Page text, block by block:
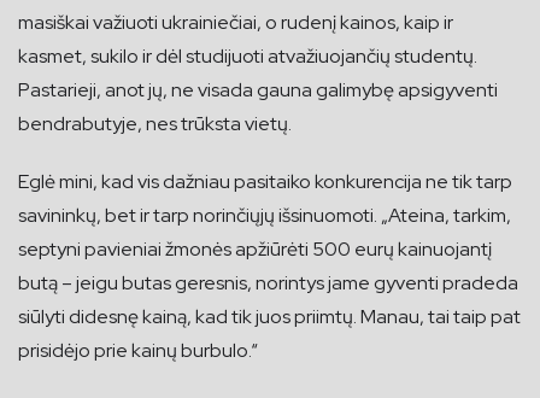
masiškai važiuoti ukrainiečiai, o rudenį kainos, kaip ir
kasmet, sukilo ir dėl studijuoti atvažiuojančių studentų.
Pastarieji, anot jų, ne visada gauna galimybę apsigyventi
bendrabutyje, nes trūksta vietų.
Eglė mini, kad vis dažniau pasitaiko konkurencija ne tik tarp
savininkų, bet ir tarp norinčiųjų išsinuomoti. „Ateina, tarkim,
septyni pavieniai žmonės apžiūrėti 500 eurų kainuojantį
butą – jeigu butas geresnis, norintys jame gyventi pradeda
siūlyti didesnę kainą, kad tik juos priimtų. Manau, tai taip pat
prisidėjo prie kainų burbulo.“